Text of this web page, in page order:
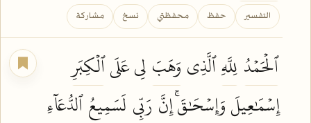
التفسير حفظ محفظتي نسخ مشاركة
ٱلۡحَمۡدُ لِلَّهِٱلَّذِي وَهَبَ لِي عَلَىٱلۡكِبَرِ
إِسۡمَٰعِيلَ وَإِسۡحَٰقَۚ إِنَّ رَبِّي لَسَمِيعُٱلدُّعَآءِ